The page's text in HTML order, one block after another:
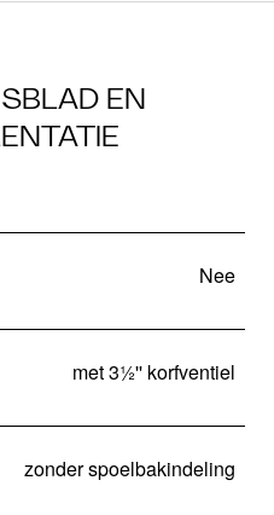
EN
Nee
met 3½'' korfventiel
zonder spoelbakindeling